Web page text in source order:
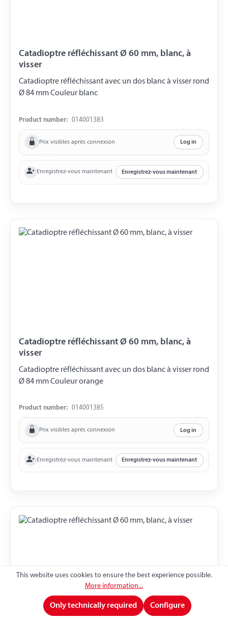
Catadioptre réfléchissant Ø 60 mm, blanc, à
visser
Catadioptre réfléchissant avec un dos blanc à visser rond
Ø 84 mm Couleur blanc
Product number: 014001383
Prix visibles après connexion Log in
Enregistrez-vous maintenant Enregistrez-vous maintenant
Catadioptre réfléchissant Ø 60 mm, blanc, à
visser
Catadioptre réfléchissant avec un dos blanc à visser rond
Ø 84 mm Couleur orange
Product number: 014001385
Prix visibles après connexion Log in
Enregistrez-vous maintenant Enregistrez-vous maintenant
This website uses cookies to ensure the best experience possible.
More information...
Only technically required Configure